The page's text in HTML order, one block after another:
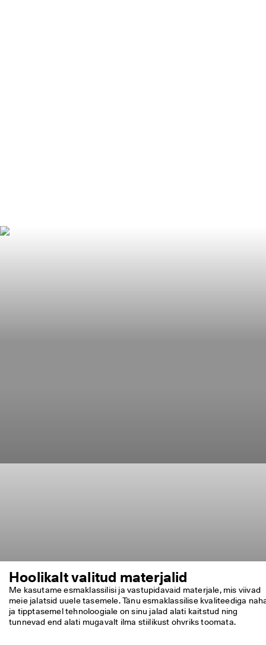
Hoolikalt valitud materjalid
Me kasutame esmaklassilisi ja vastupidavaid materjale, mis viivad
meie jalatsid uuele tasemele. Tänu esmaklassilise kvaliteediga
ja tipptasemel tehnoloogiale on sinu jalad alati kaitstud ning
tunnevad end alati mugavalt ilma stiilikust ohvriks toomata.